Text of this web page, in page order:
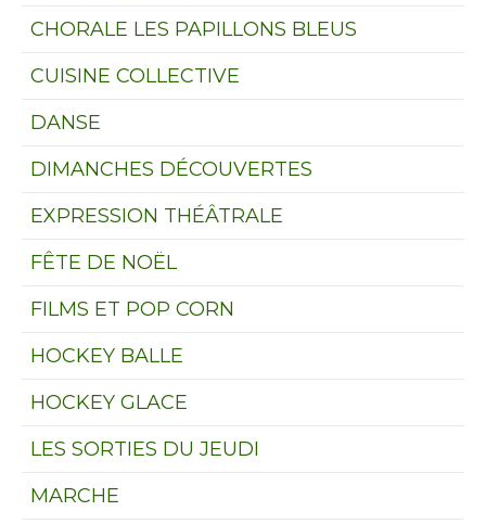
CHORALE LES PAPILLONS BLEUS
CUISINE COLLECTIVE
DANSE
DIMANCHES DÉCOUVERTES
EXPRESSION THÉÂTRALE
FÊTE DE NOËL
FILMS ET POP CORN
HOCKEY BALLE
HOCKEY GLACE
LES SORTIES DU JEUDI
MARCHE